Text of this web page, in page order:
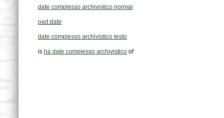
date complesso archivistico normal
oad:date
date complesso archivistico testo
is ha date complesso archivistico of